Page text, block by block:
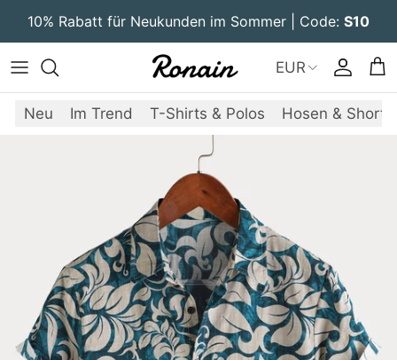
Direkt zum Inhalt
10% Rabatt für Neukunden im Sommer | Code: S10
EUR Konto
Neu Im Trend T-Shirts & Polos Hosen & Shorts